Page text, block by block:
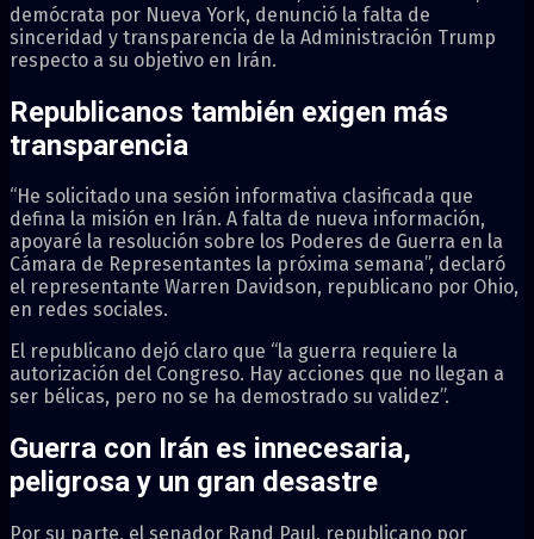
demócrata por Nueva York, denunció la falta de
sinceridad y transparencia de la Administración Trump
respecto a su objetivo en Irán.
Republicanos también exigen más
transparencia
“He solicitado una sesión informativa clasificada que
defina la misión en Irán. A falta de nueva información,
apoyaré la resolución sobre los Poderes de Guerra en la
Cámara de Representantes la próxima semana”, declaró
el representante Warren Davidson, republicano por Ohio,
en redes sociales.
El republicano dejó claro que “la guerra requiere la
autorización del Congreso. Hay acciones que no llegan a
ser bélicas, pero no se ha demostrado su validez”.
Guerra con Irán es innecesaria,
peligrosa y un gran desastre
Por su parte, el senador Rand Paul, republicano por